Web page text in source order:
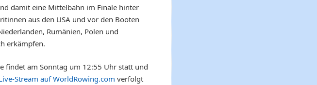
damit eine Mittelbahn im Finale hinter
aus den USA und vor den Booten
Rumänien, Polen und
erkämpfen.
findet am Sonntag um 12:55 Uhr statt und
Stream auf WorldRowing.com verfolgt